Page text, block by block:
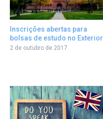
Inscrições abertas para
bolsas de estudo no Exterior
2 de outubro de 2017